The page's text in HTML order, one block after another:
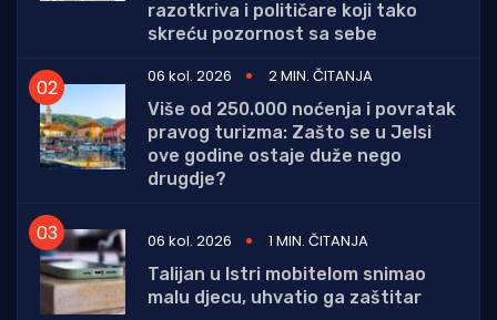
razotkriva i političare koji tako
skreću pozornost sa sebe
06 kol. 2026
2 MIN. ČITANJA
Više od 250.000 noćenja i povratak
pravog turizma: Zašto se u Jelsi
ove godine ostaje duže nego
drugdje?
06 kol. 2026
1 MIN. ČITANJA
Talijan u Istri mobitelom snimao
malu djecu, uhvatio ga zaštitar